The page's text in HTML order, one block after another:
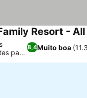
Resort -
8,4Muito boa
para